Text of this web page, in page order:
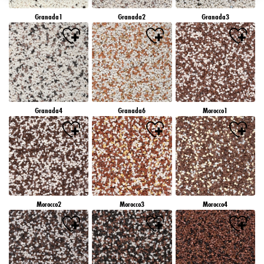
Granada1 Granada2 Granada3
Granada4 Granada6 Morocco1
Morocco2 Morocco3 Morocco4
záujmov), na tejto webovej lokalite a v iných médiách (tretích strán) prostredníctvom
zariadení, ktoré boli pridelené vám alebo vašej domácnosti, ako aj na meranie a
optimalizáciu úspešnosti reklamných kampaní..
Viac informácií o spracovaní vašich údajov nájdete v našom vyhlásení o ochrane
údajov, ktoré je uvedené v pätičke (časť "Cookies, pixely, odtlačky prstov a podobné
technológie"). Svoj súhlas môžete kedykoľvek odvolať s účinnosťou do budúcnosti
vypnutím súborov cookie na našej webovej stránke v časti "Nastavenia súborov cookie"
prepojenej v pätičke. Ďalšie informácie týkajúce sa súborov cookie používaných na tejto
webovej lokalite, najmä doby ich uchovávania, nájdete v podrobných informáciách o
jednotlivých súboroch cookie, ktoré sú k dispozícii po kliknutí na tlačidlo "upraviť"
nižšie".
Ak kliknete na "Upraviť", môžete nájsť viac informácií o spracovaní vašich
údajov/používaní súborov cookie a povoliť ich na jeden alebo viacero vyššie
uvedených účelov. Kliknutím na "Prijať všetko" súhlasíte s používaním súborov cookie,
ako aj so spracovaním vašich osobných údajov na všetky vyššie uvedené účely. Ak
kliknete na "Odmietnuť", budú sa používať len súbory cookie, ktoré sú technicky
nevyhnutné na poskytovanie tejto webovej stránky.